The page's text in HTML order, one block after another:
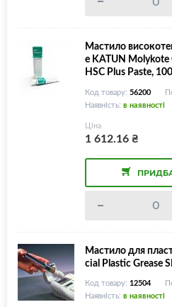
Мастило
е KATUN Molykote
HSC Plus Paste,
Код товару: 56200
Наявність: в наявності
Ціна
1 612.16₴
Мастило для
cial Plastic Grease
Код товару: 12504
Наявність: в наявності